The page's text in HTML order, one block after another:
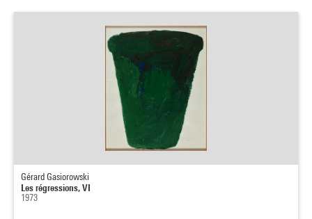
Gérard Gasiorowski
Les régressions, VI
1973